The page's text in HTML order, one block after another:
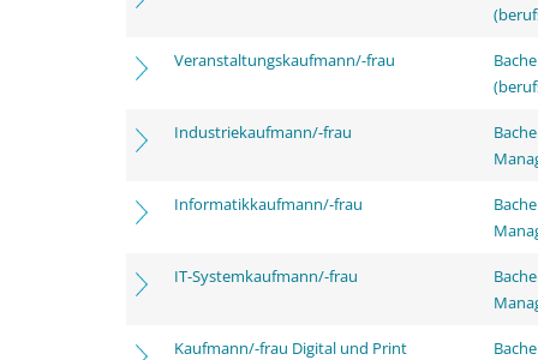
Veranstaltungskaufmann/-frau
Industriekaufmann/-frau
Informatikkaufmann/-frau
IT-Systemkaufmann/-frau
Kaufmann/-frau Digital und Print